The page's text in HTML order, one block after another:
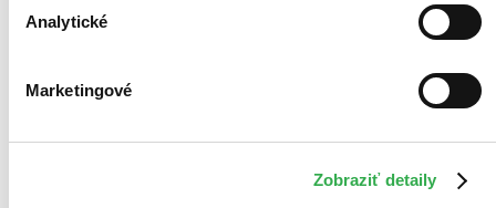
Analytické
Marketingové
Zobraziť detaily